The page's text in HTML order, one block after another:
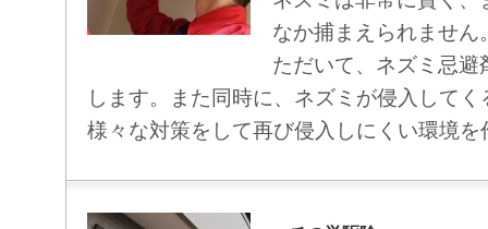
なか捕まえられませ
ただいて、ネズミ忌
します。また同時に、ネズミが侵入して
様々な対策をして再び侵入しにくい環境を